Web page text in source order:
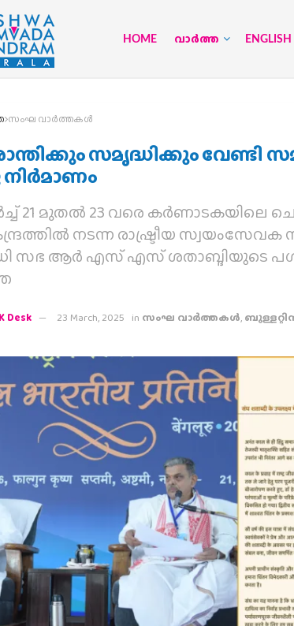
HOME വാര്‍ത്ത ENGLISH
സംഘ വാര്‍ത്തകള്‍
സമൃദ്ധിക്കും വേണ്ടി
21 മുതൽ 23 വരെ കർണാടകയിലെ
നടന്ന രാഷ്ട്രീയ
സഭ ആർ എസ് എസ് ശതാബ്ദിയുടെ
Desk 23 March, 2025 in സംഘ വാര്‍ത്തകള്‍,